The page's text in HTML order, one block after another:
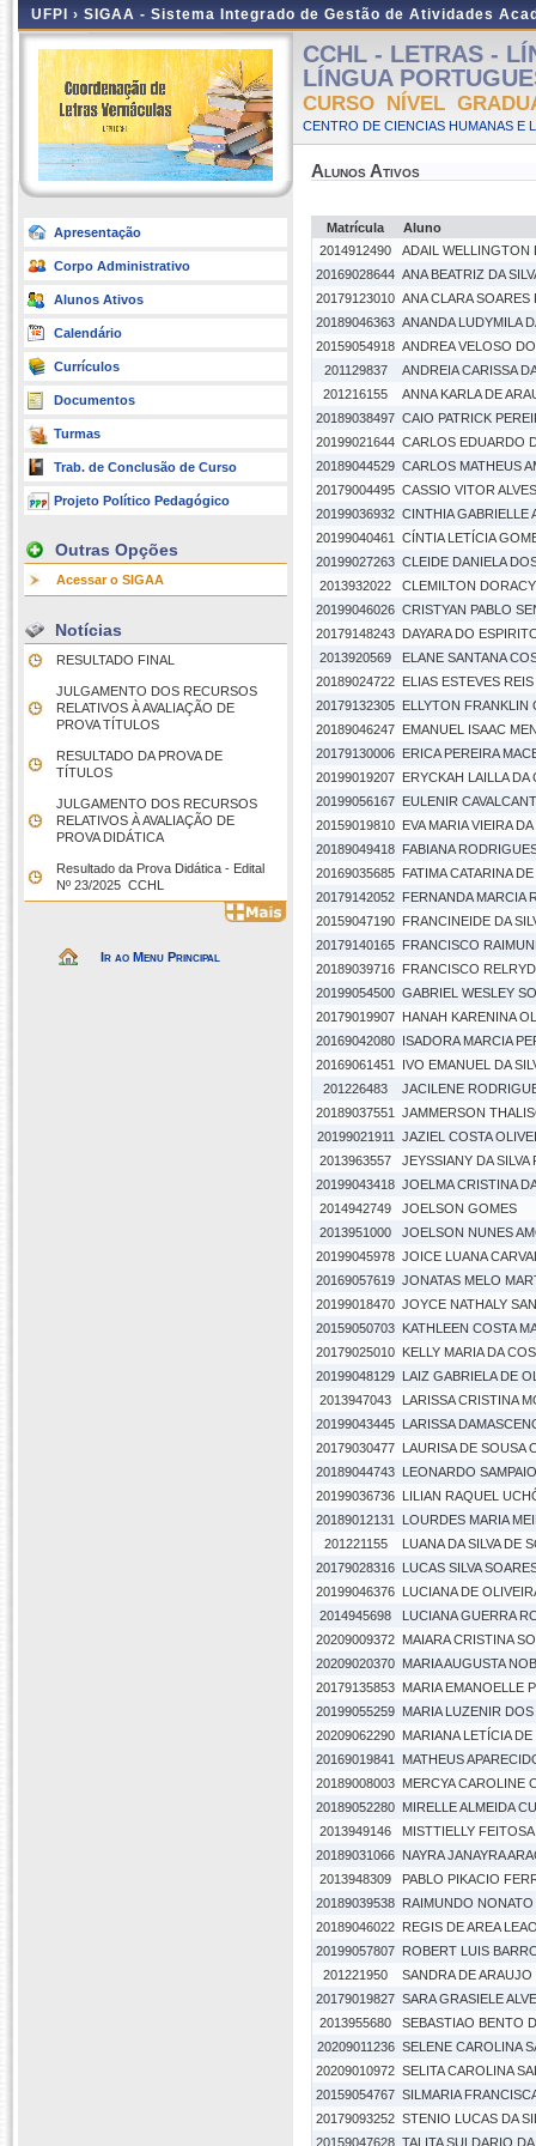
UFPI › SIGAA - Sistema Integrado de Gestão de Atividades
Apresentação
Corpo Administrativo
Alunos Ativos
Calendário
Currículos
Documentos
Turmas
Trab. de Conclusão de Curso
Projeto Político Pedagógico
Outras Opções
Acessar o SIGAA
Notícias
RESULTADO FINAL
JULGAMENTO DOS RECURSOS
RELATIVOS À AVALIAÇÃO DE
PROVA TÍTULOS
RESULTADO DA PROVA DE
TÍTULOS
JULGAMENTO DOS RECURSOS
RELATIVOS À AVALIAÇÃO DE
PROVA DIDÁTICA
Resultado da Prova Didática - Edital
Nº 23/2025  CCHL
Ir ao Menu Principal
CCHL - LETRAS -
LÍNGUA
CURSO NÍVEL
CENTRO DE CIENCIAS HUMANAS E
Alunos Ativos
Matrícula
Aluno
2014912490
ADAIL WELLINGTON
20169028644 ANA BEATRIZ DA
20179123010 ANA CLARA SOARES
20189046363 ANANDA LUDYMILA
20159054918 ANDREA VELOSO
201129837
ANDREIA CARISSA
201216155
ANNA KARLA DE
20189038497 CAIO PATRICK
20199021644 CARLOS EDUARDO
20189044529 CARLOS MATHEUS
20179004495 CASSIO VITOR
20199036932 CINTHIA GABRIELLE
20199040461
CÍNTIA LETÍCIA
20199027263 CLEIDE DANIELA
2013932022
CLEMILTON
20199046026 CRISTYAN PABLO
20179148243 DAYARA DO
2013920569
ELANE SANTANA
20189024722 ELIAS ESTEVES REIS
20179132305 ELLYTON FRANKLIN
20189046247 EMANUEL ISAAC
20179130006 ERICA PEREIRA
20199019207 ERYCKAH LAILLA DA
20199056167 EULENIR
20159019810 EVA MARIA VIEIRA DA
20189049418 FABIANA
20169035685 FATIMA CATARINA
20179142052 FERNANDA MARCIA
20159047190 FRANCINEIDE DA
20179140165 FRANCISCO
20189039716 FRANCISCO
20199054500 GABRIEL WESLEY
20179019907 HANAH KARENINA
20169042080 ISADORA MARCIA
20169061451
IVO EMANUEL DA
201226483
JACILENE
20189037551
JAMMERSON
20199021911
JAZIEL COSTA
2013963557
JEYSSIANY DA SILVA
20199043418 JOELMA CRISTINA
2014942749
JOELSON GOMES
2013951000
JOELSON NUNES
20199045978 JOICE LUANA
20169057619 JONATAS MELO
20199018470 JOYCE NATHALY
20159050703 KATHLEEN COSTA
20179025010 KELLY MARIA DA
20199048129 LAIZ GABRIELA DE
2013947043
LARISSA CRISTINA
20199043445 LARISSA
20179030477 LAURISA DE SOUSA
20189044743 LEONARDO
20199036736 LILIAN RAQUEL
20189012131
LOURDES MARIA
201221155
LUANA DA SILVA DE
20179028316 LUCAS SILVA
20199046376 LUCIANA DE
2014945698
LUCIANA GUERRA
20209009372 MAIARA CRISTINA
20209020370 MARIA AUGUSTA
20179135853 MARIA EMANOELLE
20199055259 MARIA LUZENIR
20209062290 MARIANA LETÍCIA
20169019841
MATHEUS
20189008003 MERCYA CAROLINE
20189052280 MIRELLE ALMEIDA
2013949146
MISTTIELLY FEITOSA
20189031066 NAYRA JANAYRA
2013948309
PABLO PIKACIO
20189039538 RAIMUNDO NONATO
20189046022 REGIS DE AREA
20199057807 ROBERT LUIS
201221950
SANDRA DE ARAUJO
20179019827 SARA GRASIELE
2013955680
SEBASTIAO BENTO
20209011236 SELENE CAROLINA
20209010972 SELITA CAROLINA
20159054767 SILMARIA
20179093252 STENIO LUCAS DA
20159047628 TALITA SULDARIO